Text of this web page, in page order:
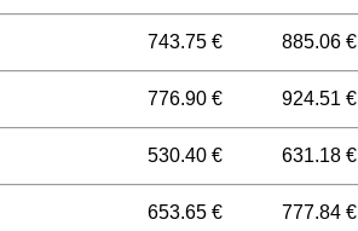
743.75 € 885.06 €
776.90 € 924.51 €
530.40 € 631.18 €
653.65 € 777.84 €